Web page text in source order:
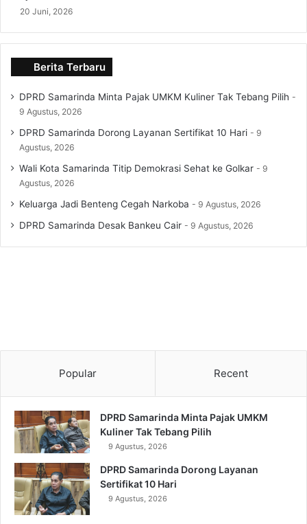
20 Juni, 2026
Berita Terbaru
DPRD Samarinda Minta Pajak UMKM Kuliner Tak Tebang Pilih
9 Agustus, 2026
DPRD Samarinda Dorong Layanan Sertifikat 10 Hari
9
Agustus, 2026
Wali Kota Samarinda Titip Demokrasi Sehat ke Golkar
9
Agustus, 2026
Keluarga Jadi Benteng Cegah Narkoba 9 Agustus, 2026
DPRD Samarinda Desak Bankeu Cair 9 Agustus, 2026
Popular Recent
DPRD Samarinda Minta Pajak UMKM
Kuliner Tak Tebang Pilih
9 Agustus, 2026
DPRD Samarinda Dorong Layanan
Sertifikat 10 Hari
9 Agustus, 2026